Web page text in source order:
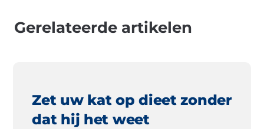
Gerelateerde artikelen
Zet uw kat op dieet zonder
dat hij het weet